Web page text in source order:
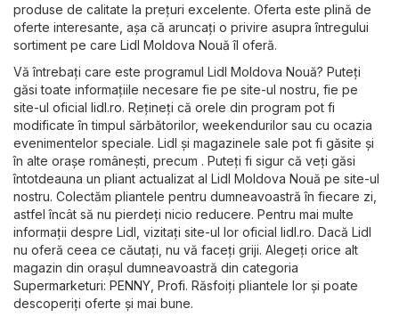
produse de calitate la prețuri excelente. Oferta este plină de
oferte interesante, așa că aruncați o privire asupra întregului
sortiment pe care Lidl Moldova Nouă îl oferă.
Vă întrebați care este programul Lidl Moldova Nouă? Puteți
găsi toate informațiile necesare fie pe site-ul nostru, fie pe
site-ul oficial lidl.ro. Rețineți că orele din program pot fi
modificate în timpul sărbătorilor, weekendurilor sau cu ocazia
evenimentelor speciale. Lidl și magazinele sale pot fi găsite și
în alte orașe românești, precum . Puteți fi sigur că veți găsi
întotdeauna un pliant actualizat al Lidl Moldova Nouă pe site-ul
nostru. Colectăm pliantele pentru dumneavoastră în fiecare zi,
astfel încât să nu pierdeți nicio reducere. Pentru mai multe
informații despre Lidl, vizitați site-ul lor oficial lidl.ro. Dacă Lidl
nu oferă ceea ce căutați, nu vă faceți griji. Alegeți orice alt
magazin din orașul dumneavoastră din categoria
Supermarketuri: PENNY Profi. Răsfoiți pliantele lor și poate
descoperiți oferte și mai bune.